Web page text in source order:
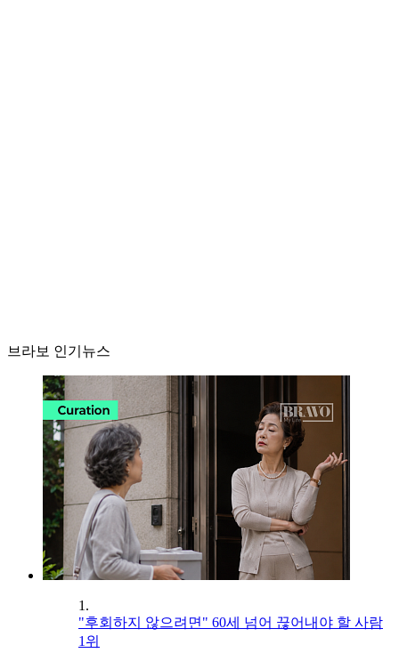
브라보 인기뉴스
1.
"후회하지 않으려면" 60세 넘어 끊어내야 할 사람
1위